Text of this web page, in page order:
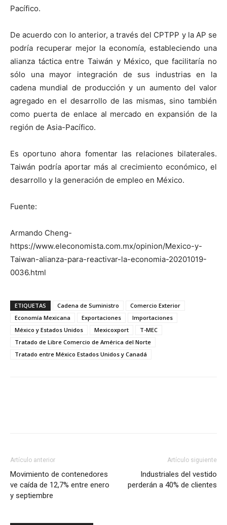
Pacífico.
De acuerdo con lo anterior, a través del CPTPP y la AP se
podría recuperar mejor la economía, estableciendo una
alianza táctica entre Taiwán y México, que facilitaría no
sólo una mayor integración de sus industrias en la
cadena mundial de producción y un aumento del valor
agregado en el desarrollo de las mismas, sino también
como puerta de enlace al mercado en expansión de la
región de Asia-Pacífico.
Es oportuno ahora fomentar las relaciones bilaterales.
Taiwán podría aportar más al crecimiento económico, el
desarrollo y la generación de empleo en México.
Fuente:
Armando Cheng-
https://www.eleconomista.com.mx/opinion/Mexico-y-
Taiwan-alianza-para-reactivar-la-economia-20201019-
0036.html
ETIQUETAS Cadena de Suministro
Comercio Exterior
Economía Mexicana
Exportaciones
Importaciones
México y Estados Unidos
Mexicoxport
T-MEC
Tratado de Libre Comercio de América del Norte
Tratado entre México Estados Unidos y Canadá
Artículo anterior
Movimiento de contenedores
ve caída de 12,7% entre enero
y septiembre
Artículo siguiente
Industriales del vestido
perderán a 40% de clientes